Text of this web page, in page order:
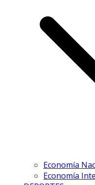
Economía
Economía